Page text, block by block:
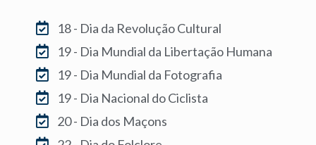
18 - Dia da Revolução Cultural
19 - Dia Mundial da Libertação Humana
19 - Dia Mundial da Fotografia
19 - Dia Nacional do Ciclista
20 - Dia dos Maçons